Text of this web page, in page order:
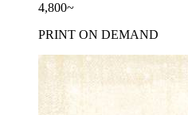
4,800~
PRINT ON DEMAND